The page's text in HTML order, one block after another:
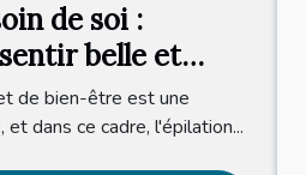
de soi :
belle et
de bien-être est une
dans ce cadre, l'épilation...